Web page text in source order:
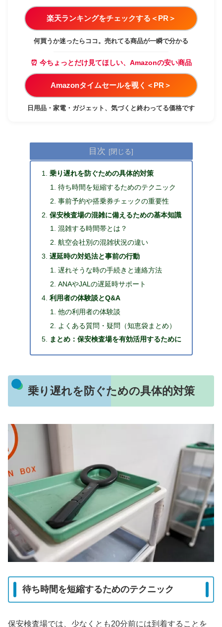
楽天ランキングをチェックする＜PR＞
何買うか迷ったらココ。売れてる商品が一瞬で分かる
⏰ 今ちょっとだけ見てほしい、Amazonの安い商品
Amazonタイムセールを覗く＜PR＞
日用品・家電・ガジェット、気づくと終わってる価格です
目次
乗り遅れを防ぐための具体的対策
待ち時間を短縮するためのテクニック
事前予約や搭乗券チェックの重要性
保安検査場の混雑に備えるための基本知識
混雑する時間帯とは？
航空会社別の混雑状況の違い
遅延時の対処法と事前の行動
遅れそうな時の手続きと連絡方法
ANAやJALの遅延時サポート
利用者の体験談とQ&A
他の利用者の体験談
よくある質問・疑問（知恵袋まとめ）
まとめ：保安検査場を有効活用するために
乗り遅れを防ぐための具体的対策
待ち時間を短縮するためのテクニック
保安検査場では、少なくとも20分前には到着することを